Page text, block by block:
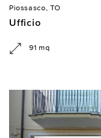
Piossasco, TO
Ufficio
91 mq